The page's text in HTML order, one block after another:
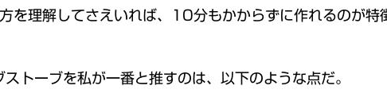
を理解してさえいれば、10分もかからずに作れるのが特
トーブを私が一番と推すのは、以下のような点だ。